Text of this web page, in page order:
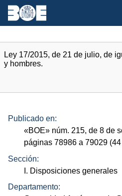
Ley 17/2015, de 21 de julio, de
y hombres.
Publicado en:
«BOE» núm. 215, de 8 de
páginas 78986 a 79029 (44
Sección:
I. Disposiciones generales
Departamento: